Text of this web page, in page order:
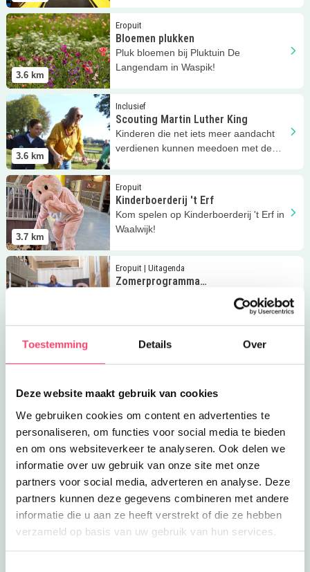
Toestemming Details Over
Deze website maakt gebruik van cookies
We gebruiken cookies om content en advertenties te
personaliseren, om functies voor social media te bieden
en om ons websiteverkeer te analyseren. Ook delen we
informatie over uw gebruik van onze site met onze
partners voor social media, adverteren en analyse. Deze
partners kunnen deze gegevens combineren met andere
informatie die u aan ze heeft verstrekt of die ze hebben
verzameld op basis van uw gebruik van hun services.
3.6 km
Eropuit
Bloemen plukken
Pluk bloemen bij Pluktuin De
Langendam in Waspik!
Lees meer Bloemen plukken
3.6 km
Inclusief
Scouting Martin Luther King
Kinderen die net iets meer aandacht
verdienen kunnen meedoen met de
Lees meer Scouting Martin Luther King
3.7 km
Eropuit
Kinderboerderij 't Erf
Kom spelen op Kinderboerderij 't Erf in
Waalwijk!
Lees meer Kinderboerderij 't Erf
Eropuit | Uitagenda
Zomerprogramma
Schoenenkwartier in Waalwijk
Lees meer Zomerprogramma Schoenenkwartier
3.9 km
Uitagenda
Museum Schoenenkwartier zondag
een interactief museum voor het hele
Lees meer Museum Schoenenkwartier zondag uitje
4 km
Eropuit
In het Schoenenkwartier ga je
samen op ontdekkingstocht
Stap in de wereld van de schoen bij
Museum Schoenenkwartier!
Lees meer
Eropuit
Sprookjes bestaan in de Efteling en er
is veel avontuur te beleven in de
Lees meer Efteling